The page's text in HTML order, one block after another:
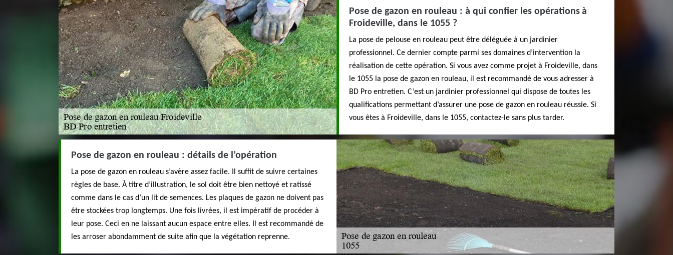
Pose de gazon en rouleau : à qui confier les opérations à
Froideville, dans le 1055 ?
La pose de pelouse en rouleau peut être déléguée à un jardinier
professionnel. Ce dernier compte parmi ses domaines d’intervention la
réalisation de cette opération. Si vous avez comme projet à Froideville, dans
le 1055 la pose de gazon en rouleau, il est recommandé de vous adresser à
BD Pro entretien. C’est un jardinier professionnel qui dispose de toutes les
qualifications permettant d’assurer une pose de gazon en rouleau réussie. Si
vous êtes à Froideville, dans le 1055, contactez-le sans plus tarder.
Pose de gazon en rouleau : détails de l’opération
La pose de gazon en rouleau s’avère assez facile. Il suffit de suivre certaines
règles de base. À titre d’illustration, le sol doit être bien nettoyé et ratissé
comme dans le cas d’un lit de semences. Les plaques de gazon ne doivent pas
être stockées trop longtemps. Une fois livrées, il est impératif de procéder à
leur pose. Ceci en ne laissant aucun espace entre elles. Il est recommandé de
les arroser abondamment de suite afin que la végétation reprenne.